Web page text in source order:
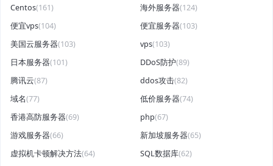
Centos(161) 海外服务器(124)
便宜vps(104) 便宜服务器(103)
美国云服务器(103) vps(103)
日本服务器(101) DDoS防护(89)
腾讯云(87) ddos攻击(82)
域名(77) 低价服务器(74)
香港高防服务器(69) php(67)
游戏服务器(66) 新加坡服务器(65)
虚拟机卡顿解决方法(64) SQL数据库(62)